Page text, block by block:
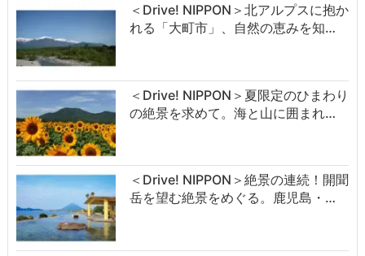
＜Drive! NIPPON＞北アルプスに抱か
れる「大町市」、自然の恵みを知…
＜Drive! NIPPON＞夏限定のひまわり
の絶景を求めて。海と山に囲まれ…
＜Drive! NIPPON＞絶景の連続！開聞
岳を望む絶景をめぐる。鹿児島・…